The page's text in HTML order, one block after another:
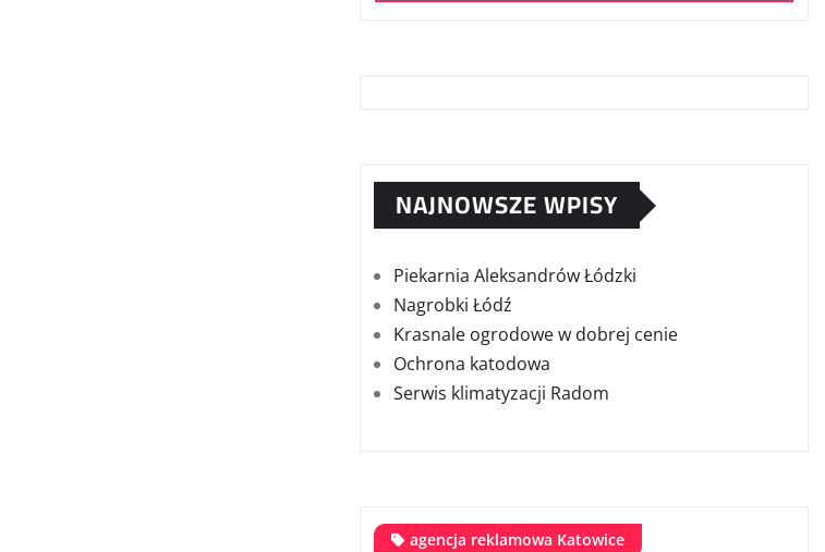
NAJNOWSZE WPISY
Piekarnia Aleksandrów Łódzki
Nagrobki Łódź
Krasnale ogrodowe w dobrej cenie
Ochrona katodowa
Serwis klimatyzacji Radom
agencja reklamowa Katowice